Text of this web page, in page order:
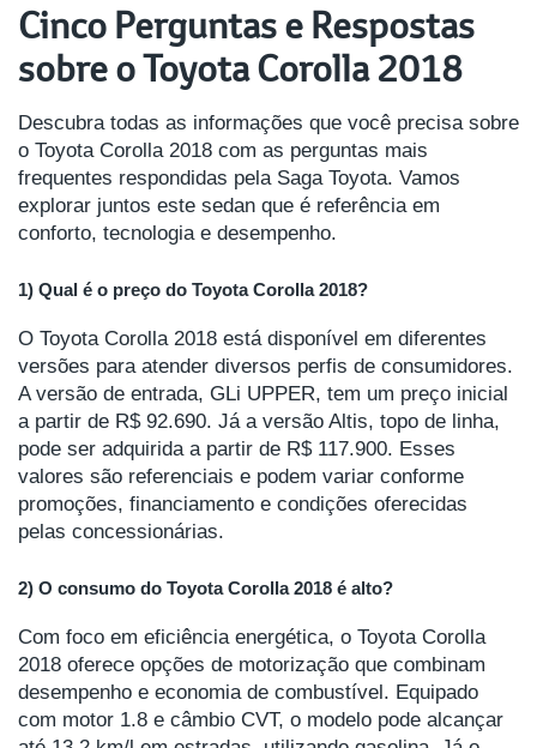
Cinco Perguntas e Respostas
sobre o Toyota Corolla 2018
Descubra todas as informações que você precisa sobre
o Toyota Corolla 2018 com as perguntas mais
frequentes respondidas pela Saga Toyota. Vamos
explorar juntos este sedan que é referência em
conforto, tecnologia e desempenho.
1) Qual é o preço do Toyota Corolla 2018?
O Toyota Corolla 2018 está disponível em diferentes
versões para atender diversos perfis de consumidores.
A versão de entrada, GLi UPPER, tem um preço inicial
a partir de R$ 92.690. Já a versão Altis, topo de linha,
pode ser adquirida a partir de R$ 117.900. Esses
valores são referenciais e podem variar conforme
promoções, financiamento e condições oferecidas
pelas concessionárias.
2) O consumo do Toyota Corolla 2018 é alto?
Com foco em eficiência energética, o Toyota Corolla
2018 oferece opções de motorização que combinam
desempenho e economia de combustível. Equipado
com motor 1.8 e câmbio CVT, o modelo pode alcançar